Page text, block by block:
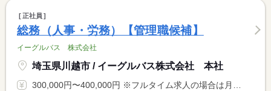
正社員
総務（人事・労務）【管理職候補】
イーグルバス 株式会社
埼玉県川越市 / イーグルバス株式会社 本社
300,000円〜400,000円 ※フルタイム求人の場合は月額（換算額）、パート求人の場合は時間額を表示しています。